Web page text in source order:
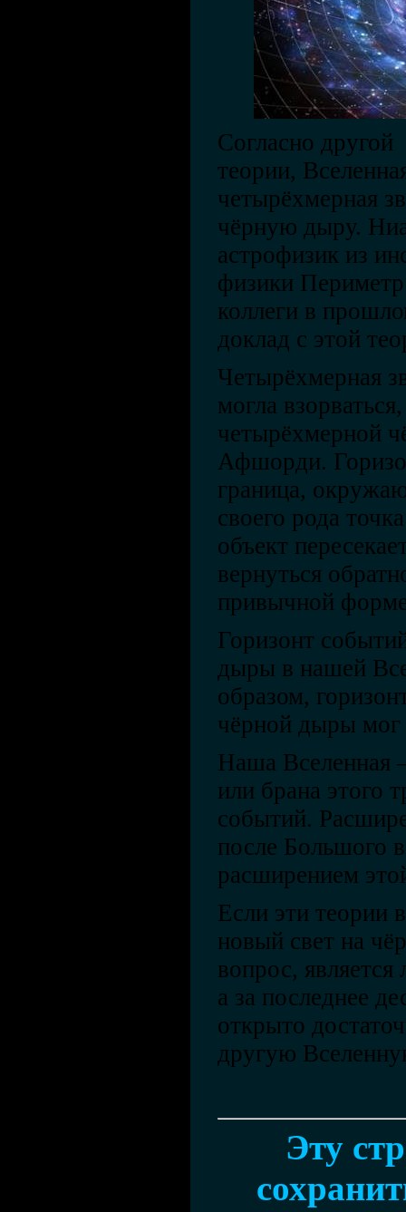
Согласно другой
теории,
четырёхмерная
чёрную дыру.
астрофизик из
физики
коллеги в
доклад с этой
Четырёхмерная
могла
четырёхмерной
Афшорди.
граница,
своего рода
объект
вернуться
привычной
Горизонт
дыры в нашей
образом,
чёрной дыры
Наша Вселенная
или брана этого
событий.
после Большого
расширением
Если эти теории
новый свет на
вопрос,
а за последнее
открыто
другую
Эту